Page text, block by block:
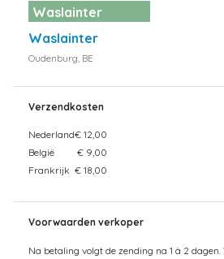
Waslainter
Waslainter
Oudenburg, BE
Verzendkosten
Nederland€ 12,00
België
€ 9,00
Frankrijk € 18,00
Voorwaarden verkoper
Na betaling volgt de zending na 1 à 2